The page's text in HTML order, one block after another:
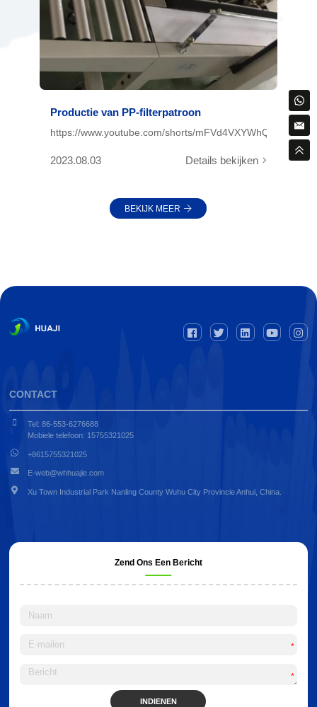
Productie van PP-filterpatroon
https://www.youtube.com/shorts/mFVd4VXYWhQ
2023.08.03 Details bekijken
BEKIJK MEER
CONTACT
Tel: 86-553-6276688
Mobiele telefoon: 15755321025
+8615755321025
E-web@whhuajie.com
Xu Town Industrial Park Nanling County Wuhu City Provincie Anhui, China.
Zend Ons Een Bericht
*
*
INDIENEN